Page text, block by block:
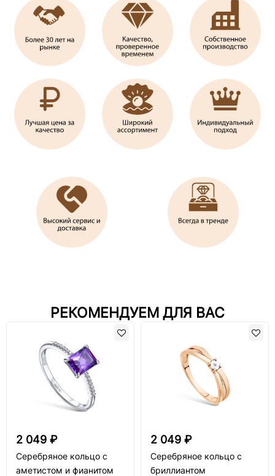
РЕКОМЕНДУЕМ ДЛЯ ВАС
2 049 ₽
Серебряное кольцо с
аметистом и фианитом
2 049 ₽
Серебряное кольцо с
бриллиантом